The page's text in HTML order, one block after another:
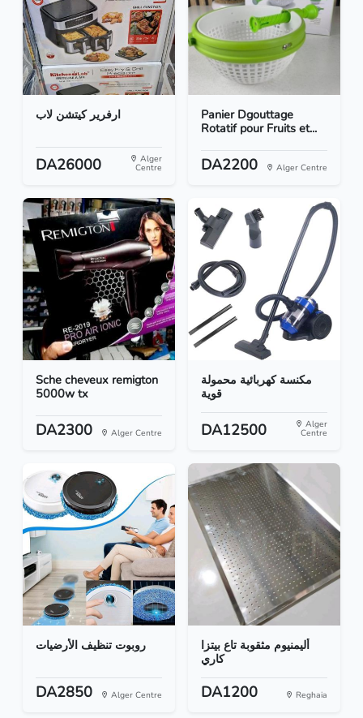
ارفرير كيتشن لاب
DA26000 Alger
Centre
Panier Dgouttage
Rotatif pour Fruits et...
DA2200 Alger Centre
Sche cheveux remigton
5000w tx
DA2300 Alger Centre
مكنسة كهربائية محمولة
قوية
DA12500 Alger
Centre
روبوت تنظيف الأرضيات
DA2850 Alger Centre
أليمنيوم مثقوبة تاع بيتزا
كاري
DA1200 Reghaia